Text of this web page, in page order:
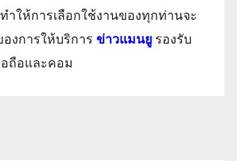
ำให้การเลือกใช้งานของทุกท่านจะ
งการให้บริการ ข่าวแมนยู รองรับ
ถือและคอม